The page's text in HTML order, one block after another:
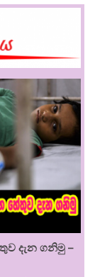
දැන ගනිමු –